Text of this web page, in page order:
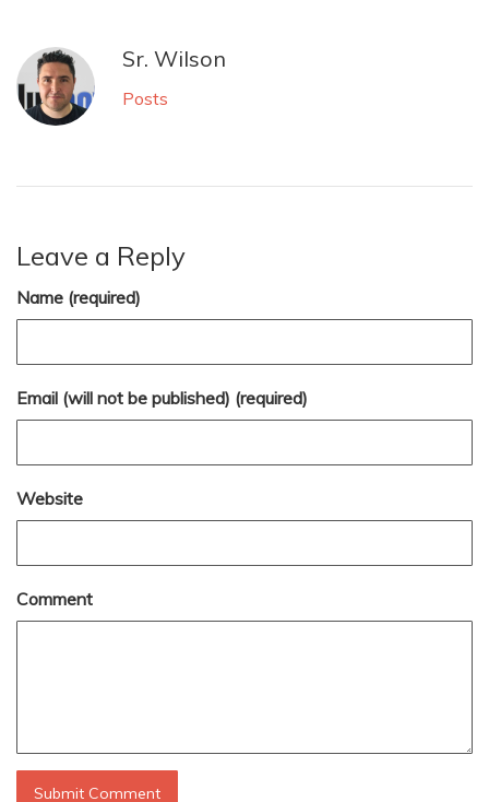
Sr. Wilson
Posts
Leave a Reply
Name (required)
Email (will not be published) (required)
Website
Comment